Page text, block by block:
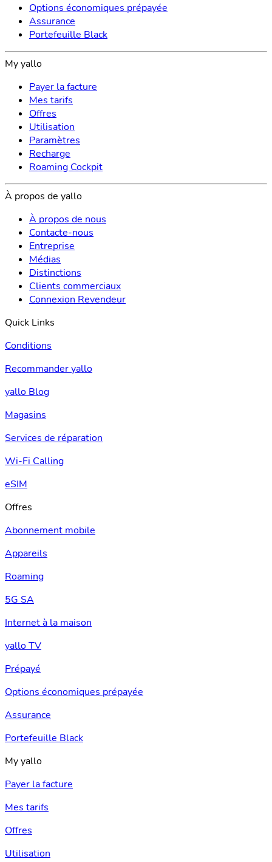
Options économiques prépayée
Assurance
Portefeuille Black
My yallo
Payer la facture
Mes tarifs
Offres
Utilisation
Paramètres
Recharge
Roaming Cockpit
À propos de yallo
À propos de nous
Contacte-nous
Entreprise
Médias
Distinctions
Clients commerciaux
Connexion Revendeur
Quick Links
Conditions
Recommander yallo
yallo Blog
Magasins
Services de réparation
Wi-Fi Calling
eSIM
Offres
Abonnement mobile
Appareils
Roaming
5G SA
Internet à la maison
yallo TV
Prépayé
Options économiques prépayée
Assurance
Portefeuille Black
My yallo
Payer la facture
Mes tarifs
Offres
Utilisation